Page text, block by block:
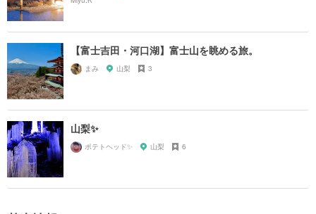
【富士吉田・河口湖】富士山を眺める旅。
まみ 山梨 3
山梨✨
ポテトヘッド✨ 山梨 6